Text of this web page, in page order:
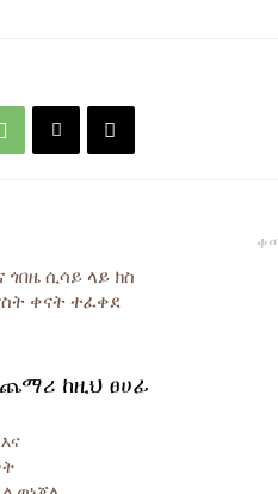
ሲሳይ ላይ ክስ
ቀናት ተፈቀደ
ከዚህ ፀሀፊ